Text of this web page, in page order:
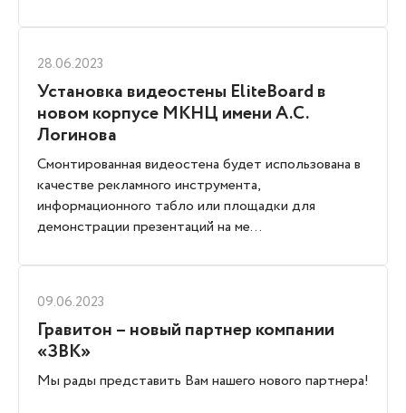
28.06.2023
Установка видеостены EliteBoard в
новом корпусе МКНЦ имени А.С.
Логинова
Смонтированная видеостена будет использована в
качестве рекламного инструмента,
информационного табло или площадки для
демонстрации презентаций на ме...
09.06.2023
Гравитон – новый партнер компании
«ЗВК»
Мы рады представить Вам нашего нового партнера!